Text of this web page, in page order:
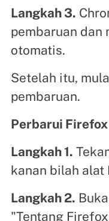
Langkah 3.
pembaruan dan
otomatis.
Setelah itu,
pembaruan.
Perbarui Firefox
Langkah 1.
kanan bilah alat
Langkah 2.
"Tentang